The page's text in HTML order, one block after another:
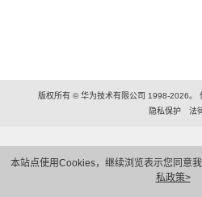
本站点使用Cookies，继续浏览表示您同意
私政策>
版权所有 © 华为技术有限公司 1998-2026。
隐私保护
法